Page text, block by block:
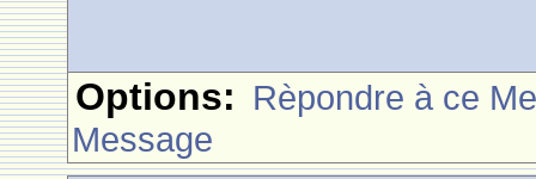
Options: Rèpondre à ce
Message